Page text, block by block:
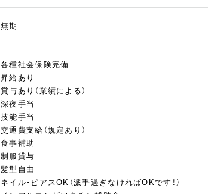
無期
各種社会保険完備
昇給あり
賞与あり（業績による）
深夜手当
技能手当
交通費支給（規定あり）
食事補助
制服貸与
髪型自由
ネイル・ピアスOK（派手過ぎなければOKです！）